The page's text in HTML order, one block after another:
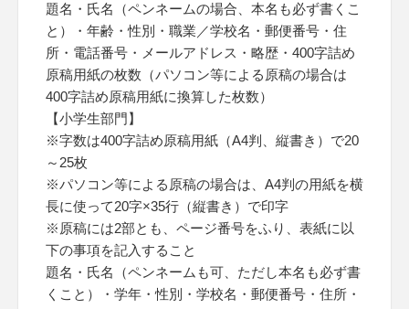
題名・氏名（ペンネームの場合、本名も必ず書くこ
と）・年齢・性別・職業／学校名・郵便番号・住
所・電話番号・メールアドレス・略歴・400字詰め
原稿用紙の枚数（パソコン等による原稿の場合は
400字詰め原稿用紙に換算した枚数）
【小学生部門】
※字数は400字詰め原稿用紙（A4判、縦書き）で20
～25枚
※パソコン等による原稿の場合は、A4判の用紙を横
長に使って20字×35行（縦書き）で印字
※原稿には2部とも、ページ番号をふり、表紙に以
下の事項を記入すること
題名・氏名（ペンネームも可、ただし本名も必ず書
くこと）・学年・性別・学校名・郵便番号・住所・